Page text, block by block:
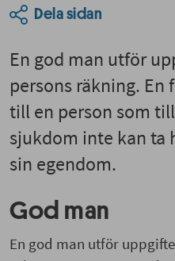
Dela sidan
En god man utför
persons räkning. En
till en person som
sjukdom inte kan ta
sin egendom.
God man
En god man utför